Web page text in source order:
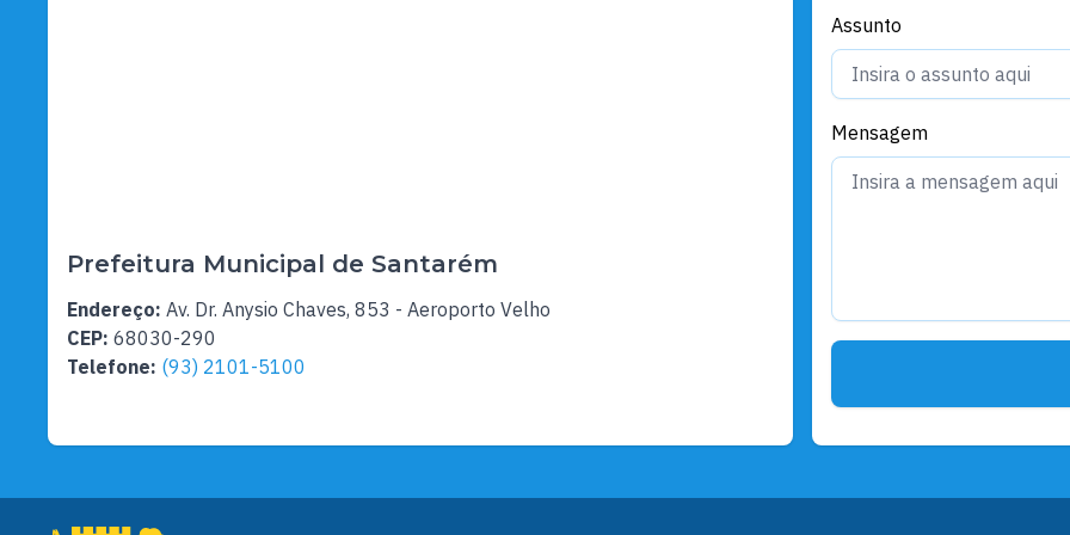
Prefeitura Municipal de Santarém
Endereço: Av. Dr. Anysio Chaves, 853 - Aeroporto Velho
CEP: 68030-290
Telefone: (93) 2101-5100
Assunto
Mensagem